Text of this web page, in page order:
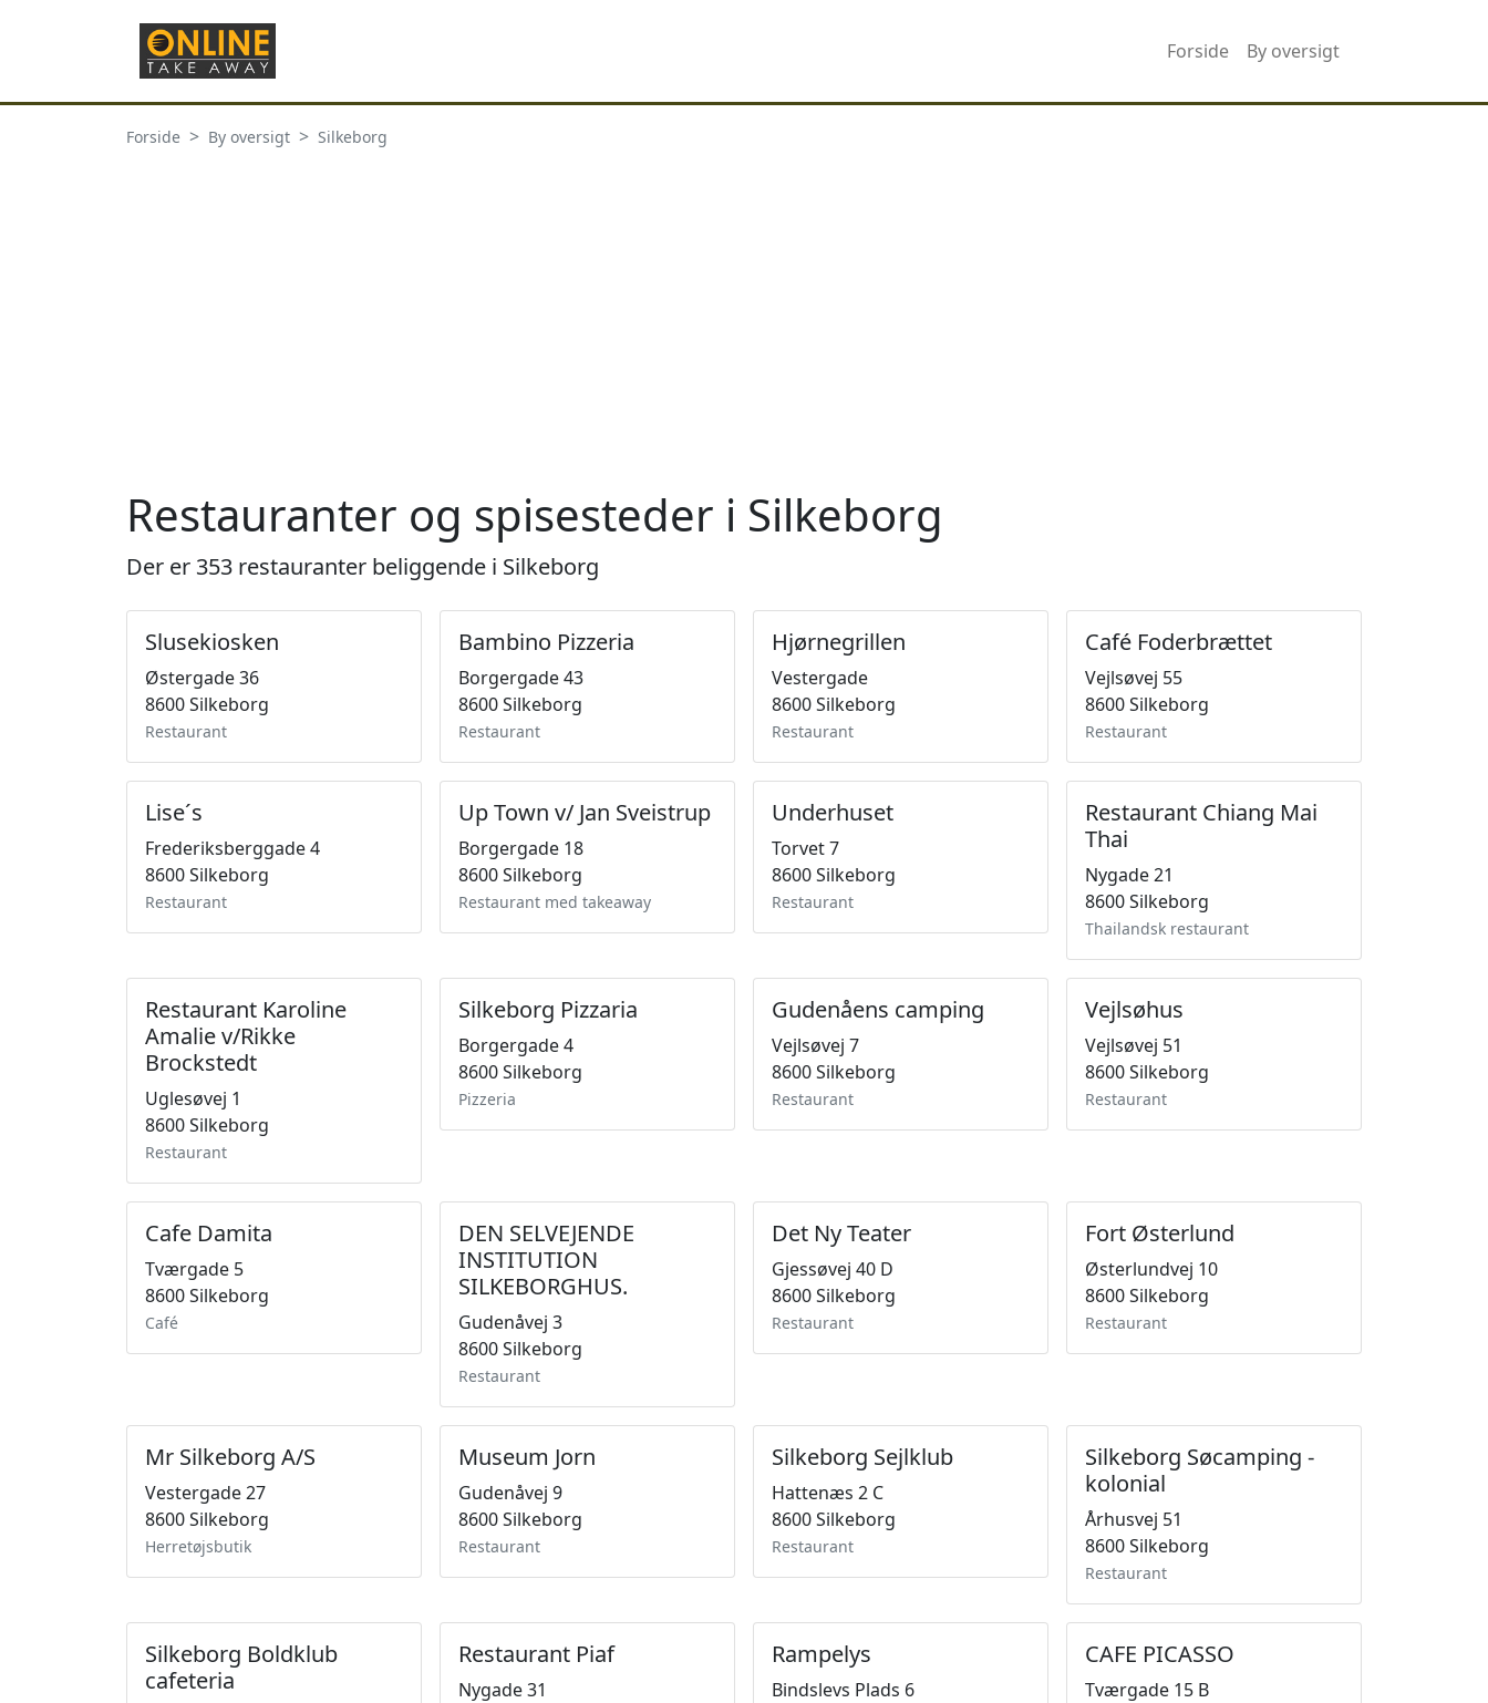
Forside By oversigt
Forside By oversigt Silkeborg
Restauranter og spisesteder i Silkeborg
Der er 353 restauranter beliggende i Silkeborg
Slusekiosken
Østergade 36
8600 Silkeborg
Restaurant
Bambino Pizzeria
Borgergade 43
8600 Silkeborg
Restaurant
Hjørnegrillen
Vestergade
8600 Silkeborg
Restaurant
Café Foderbrættet
Vejlsøvej 55
8600 Silkeborg
Restaurant
Lise´s
Frederiksberggade 4
8600 Silkeborg
Restaurant
Up Town v/ Jan Sveistrup
Borgergade 18
8600 Silkeborg
Restaurant med takeaway
Underhuset
Torvet 7
8600 Silkeborg
Restaurant
Restaurant Chiang Mai
Thai
Nygade 21
8600 Silkeborg
Thailandsk restaurant
Restaurant Karoline
Amalie v/Rikke
Brockstedt
Uglesøvej 1
8600 Silkeborg
Restaurant
Silkeborg Pizzaria
Borgergade 4
8600 Silkeborg
Pizzeria
Gudenåens camping
Vejlsøvej 7
8600 Silkeborg
Restaurant
Vejlsøhus
Vejlsøvej 51
8600 Silkeborg
Restaurant
Cafe Damita
Tværgade 5
8600 Silkeborg
Café
DEN SELVEJENDE
INSTITUTION
SILKEBORGHUS.
Gudenåvej 3
8600 Silkeborg
Restaurant
Det Ny Teater
Gjessøvej 40 D
8600 Silkeborg
Restaurant
Fort Østerlund
Østerlundvej 10
8600 Silkeborg
Restaurant
Mr Silkeborg A/S
Vestergade 27
8600 Silkeborg
Herretøjsbutik
Museum Jorn
Gudenåvej 9
8600 Silkeborg
Restaurant
Silkeborg Sejlklub
Hattenæs 2 C
8600 Silkeborg
Restaurant
Silkeborg Søcamping -
kolonial
Århusvej 51
8600 Silkeborg
Restaurant
Silkeborg Boldklub
cafeteria
Restaurant Piaf
Nygade 31
Rampelys
Bindslevs Plads 6
CAFE PICASSO
Tværgade 15 B